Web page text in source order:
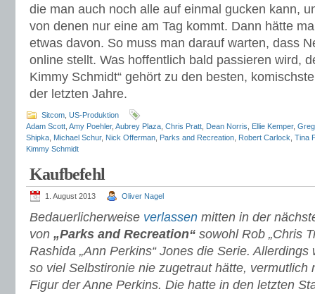
die man auch noch alle auf einmal gucken kann,
von denen nur eine am Tag kommt. Dann hätte
etwas davon. So muss man darauf warten, dass
online stellt. Was hoffentlich bald passieren wird,
Kimmy Schmidt“ gehört zu den besten,
der letzten Jahre.
Sitcom US-Produktion
Adam Scott Amy Poehler, Aubrey Plaza Chris Pratt Dean Norris Ellie Kemper,
Shipka Michael Schur, Nick Offerman Parks and Recreation Robert Carlock Tina
Kimmy Schmidt
Kaufbefehl
1. August 2013 Oliver Nagel
Bedauerlicherweise verlassen mitten in der
von „Parks and Recreation“ sowohl Rob „Chris
Rashida „Ann Perkins“ Jones die Serie.
so viel Selbstironie nie zugetraut hätte, vermutlich
Figur der Anne Perkins. Die hatte in den letzten